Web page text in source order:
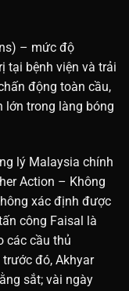
– mức độ
tại bệnh viện và trải
động toàn cầu,
lớn trong làng bóng
lý Malaysia chính
Action – Không
xác định được
công Faisal là
các cầu thủ
đó, Akhyar
sắt; vài ngày